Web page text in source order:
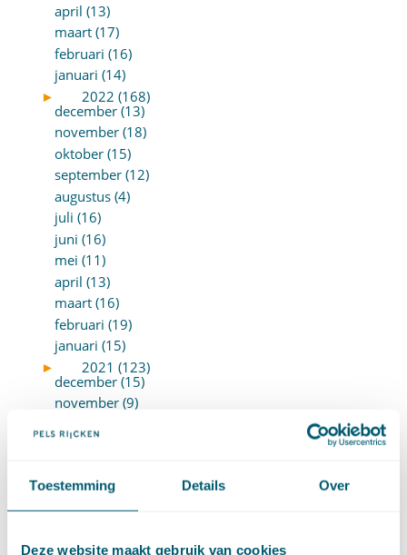
Toestemming Details Over
Deze website maakt gebruik van cookies
april (13)
maart (17)
februari (16)
januari (14)
►
2022 (168)
december (13)
november (18)
oktober (15)
september (12)
augustus (4)
juli (16)
juni (16)
mei (11)
april (13)
maart (16)
februari (19)
januari (15)
►
2021 (123)
december (15)
november (9)
juli (4)
juni (14)